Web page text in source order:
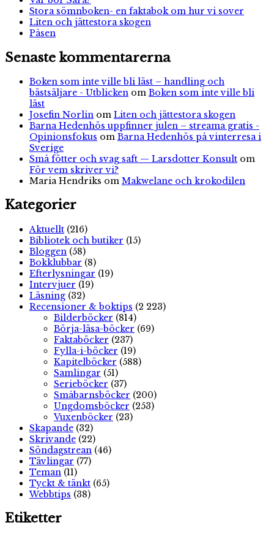
Stora sömnboken- en faktabok om hur vi sover
Liten och jättestora skogen
Påsen
Senaste kommentarerna
Boken som inte ville bli läst – handling och
bästsäljare - Utblicken om Boken som inte ville bli
läst
Josefin Norlin om Liten och jättestora skogen
Barna Hedenhös uppfinner julen – streama gratis -
Opinionsfokus om Barna Hedenhös på vinterresa i
Sverige
Små fötter och svag saft — Larsdotter Konsult om
För vem skriver vi?
Maria Hendriks om Makwelane och krokodilen
Kategorier
Aktuellt (216)
Bibliotek och butiker (15)
Bloggen (58)
Bokklubbar (8)
Efterlysningar (19)
Intervjuer (19)
Läsning (32)
Recensioner & boktips (2 223)
Bilderböcker (814)
Börja-läsa-böcker (69)
Faktaböcker (237)
Fylla-i-böcker (19)
Kapitelböcker (588)
Samlingar (51)
Serieböcker (37)
Småbarnsböcker (200)
Ungdomsböcker (253)
Vuxenböcker (23)
Skapande (32)
Skrivande (22)
Söndagstrean (46)
Tävlingar (77)
Teman (11)
Tyckt & tänkt (65)
Webbtips (38)
Etiketter